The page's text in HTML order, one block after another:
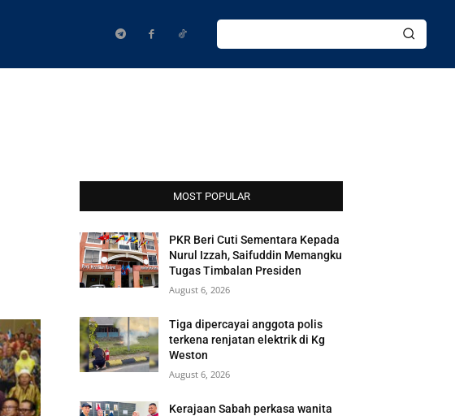
MOST POPULAR
PKR Beri Cuti Sementara Kepada
Nurul Izzah, Saifuddin Memangku
Tugas Timbalan Presiden
August 6, 2026
Tiga dipercayai anggota polis
terkena renjatan elektrik di Kg
Weston
August 6, 2026
Kerajaan Sabah perkasa wanita